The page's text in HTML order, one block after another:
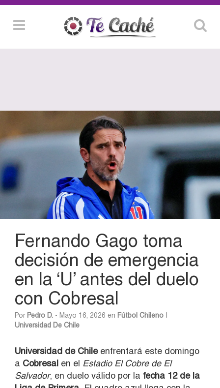
Fernando Gago toma
decisión de emergencia
en la ‘U’ antes del duelo
con Cobresal
Por Pedro D. - Mayo 16, 2026 en Fútbol Chileno
Universidad De Chile
Universidad de Chileenfrentará este domingo
a Cobresal en el Estadio El Cobre de El
Salvador, en duelo válido por la fecha 12 de la